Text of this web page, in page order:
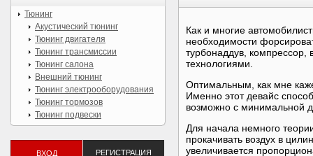
Как и многие
необходимости
турбонаддув, компрессор,
технологиями.
Оптимальным, как мне
Именно этот девайс
возможно с минимальной
Для начала немного
прокачивать воздух в
увеличивается
Тюнинг
Акустический тюнинг
Тюнинг двигателя
Тюнинг трансмиссии
Тюнинг салона
Внешний тюнинг
Тюнинг электрооборудования
Тюнинг тормозов
Тюнинг подвески
ВХОД РЕГИСТРАЦИЯ